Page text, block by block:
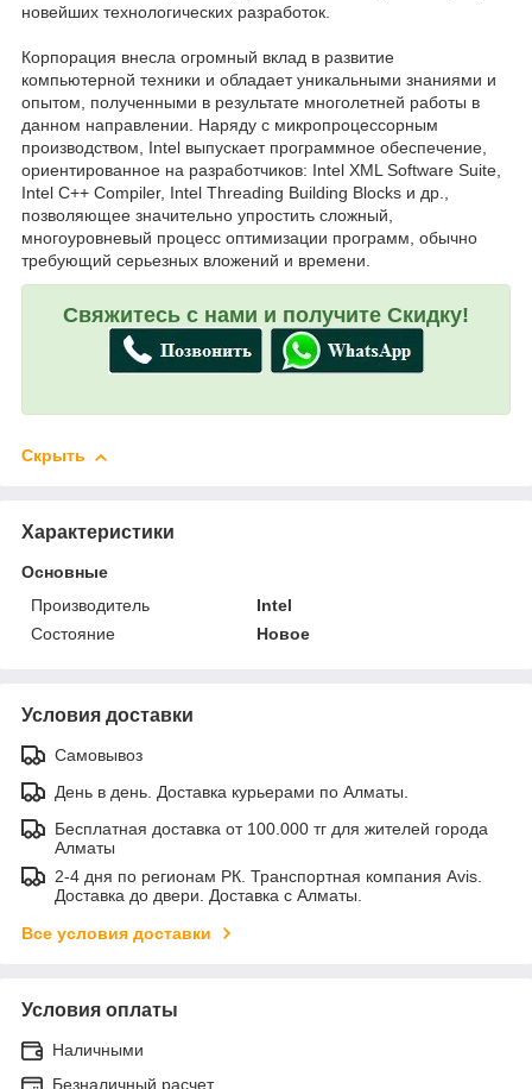
новейших технологических разработок.
Корпорация внесла огромный вклад в развитие
компьютерной техники и обладает уникальными знаниями и
опытом, полученными в результате многолетней работы в
данном направлении. Наряду с микропроцессорным
производством, Intel выпускает программное обеспечение,
ориентированное на разработчиков: Intel XML Software Suite,
Intel C++ Compiler, Intel Threading Building Blocks и др.,
позволяющее значительно упростить сложный,
многоуровневый процесс оптимизации программ, обычно
требующий серьезных вложений и времени.
Свяжитесь с нами и получите Скидку!
Скрыть
Характеристики
Основные
Производитель
Intel
Состояние
Новое
Условия доставки
Самовывоз
День в день. Доставка курьерами по Алматы.
Бесплатная доставка от 100.000 тг для жителей города
Алматы
2-4 дня по регионам РК. Транспортная компания Avis.
Доставка до двери. Доставка с Алматы.
Все условия доставки
Условия оплаты
Наличными
Безналичный расчет